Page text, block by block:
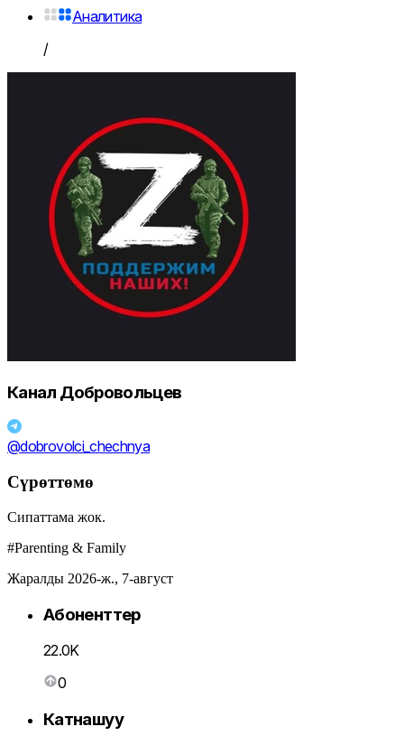
Аналитика
/
Канал Добровольцев
@dobrovolci_chechnya
Сүрөттөмө
Сипаттама жок.
#Parenting & Family
Жаралды 2026-ж., 7-август
Абоненттер
22.0K
0
Катнашуу